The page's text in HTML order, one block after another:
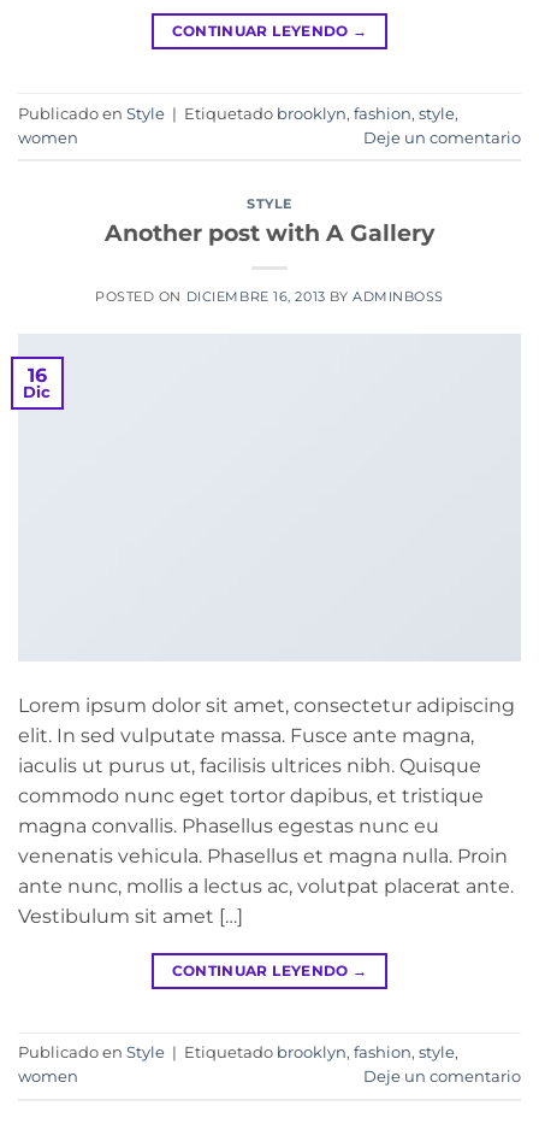
CONTINUAR LEYENDO →
Publicado en Style | Etiquetado brooklyn, fashion, style,
women
Deje un comentario
STYLE
Another post with A Gallery
POSTED ON DICIEMBRE 16, 2013 BY ADMINBOSS
16
Dic
Lorem ipsum dolor sit amet, consectetur adipiscing
elit. In sed vulputate massa. Fusce ante magna,
iaculis ut purus ut, facilisis ultrices nibh. Quisque
commodo nunc eget tortor dapibus, et tristique
magna convallis. Phasellus egestas nunc eu
venenatis vehicula. Phasellus et magna nulla. Proin
ante nunc, mollis a lectus ac, volutpat placerat ante.
Vestibulum sit amet […]
CONTINUAR LEYENDO →
Publicado en Style | Etiquetado brooklyn, fashion, style,
women
Deje un comentario